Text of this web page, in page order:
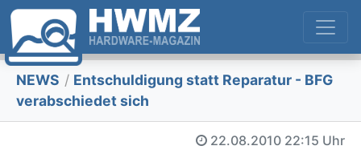
NEWS / Entschuldigung statt Reparatur - BFG
verabschiedet sich
22.08.2010 22:15 Uhr